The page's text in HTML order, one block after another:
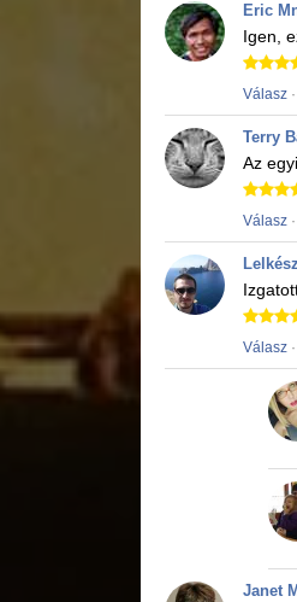
Eric
Igen,
Válasz ·
Terry
Az
Válasz ·
Válasz ·
Janet